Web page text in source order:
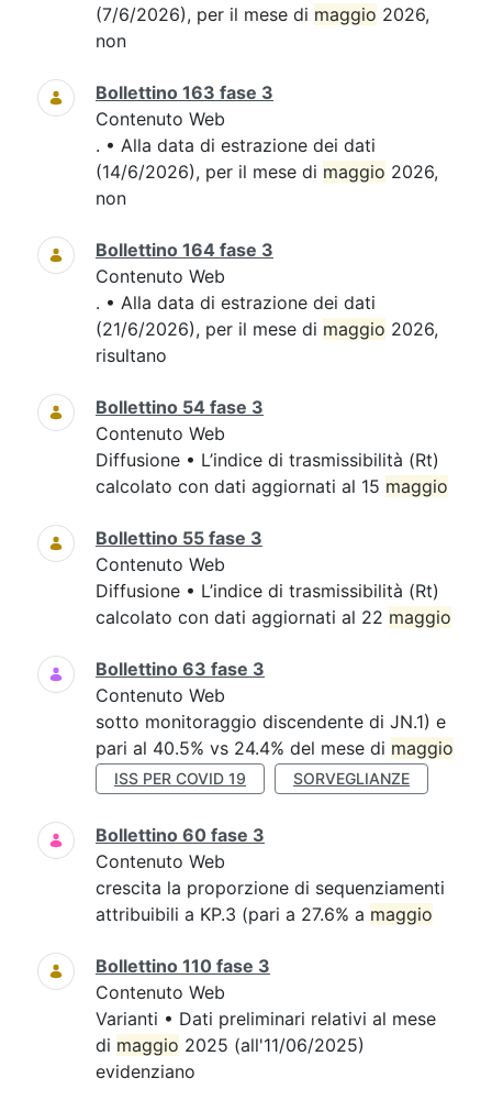
(7/6/2026), per il mese di maggio 2026,
non
Bollettino 163 fase 3
Contenuto Web
. • Alla data di estrazione dei dati
(14/6/2026), per il mese di maggio 2026,
non
Bollettino 164 fase 3
Contenuto Web
. • Alla data di estrazione dei dati
(21/6/2026), per il mese di maggio 2026,
risultano
Bollettino 54 fase 3
Contenuto Web
Diffusione • L’indice di trasmissibilità (Rt)
calcolato con dati aggiornati al 15 maggio
Bollettino 55 fase 3
Contenuto Web
Diffusione • L’indice di trasmissibilità (Rt)
calcolato con dati aggiornati al 22 maggio
Bollettino 63 fase 3
Contenuto Web
sotto monitoraggio discendente di JN.1) e
pari al 40.5% vs 24.4% del mese di maggio
ISS PER COVID 19 SORVEGLIANZE
Bollettino 60 fase 3
Contenuto Web
crescita la proporzione di sequenziamenti
attribuibili a KP.3 (pari a 27.6% a maggio
Bollettino 110 fase 3
Contenuto Web
Varianti • Dati preliminari relativi al mese
di maggio 2025 (all'11/06/2025)
evidenziano